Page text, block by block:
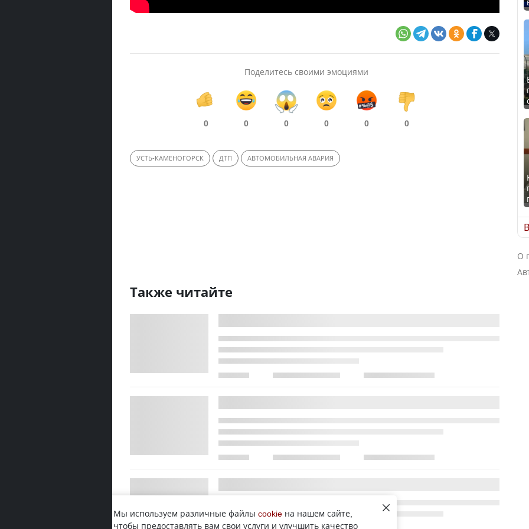
Поделитесь своими эмоциями
0 0 0 0 0 0
УСТЬ-КАМЕНОГОРСК ДТП АВТОМОБИЛЬНАЯ АВАРИЯ
Также читайте
О
Мы используем различные файлы cookie на нашем сайте,
чтобы предоставлять вам свои услуги и улучшить качество